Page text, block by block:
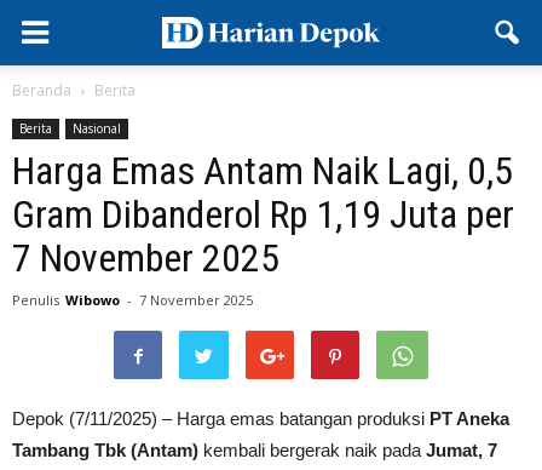
Beranda Berita
Berita Nasional
Harga Emas Antam Naik Lagi, 0,5
Gram Dibanderol Rp 1,19 Juta per
7 November 2025
Penulis Wibowo - 7 November 2025
Depok (7/11/2025) – Harga emas batangan produksi PT Aneka
Tambang Tbk (Antam) kembali bergerak naik pada Jumat, 7